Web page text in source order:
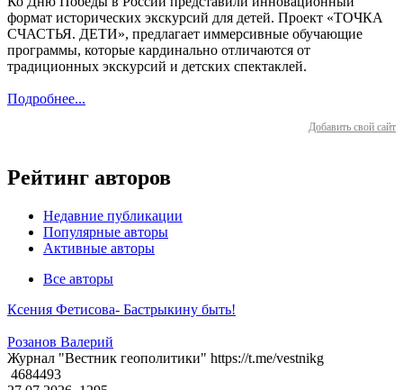
формат исторических экскурсий для детей. Проект «ТОЧКА
СЧАСТЬЯ. ДЕТИ», предлагает иммерсивные обучающие
программы, которые кардинально отличаются от
традиционных экскурсий и детских спектаклей.
Подробнее...
Добавить свой сайт
Рейтинг авторов
Недавние публикации
Популярные авторы
Активные авторы
Все авторы
Ксения Фетисова- Бастрыкину быть!
Розанов Валерий
Журнал "Вестник геополитики" https://t.me/vestnikg
4684493